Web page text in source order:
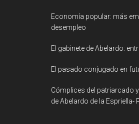
Economía popular: más
desempleo
El gabinete de Abelardo:
El pasado conjugado en
Cómplices del patriarcado
de Abelardo de la Espriella-